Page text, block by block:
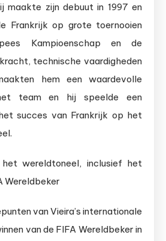
maakte zijn debuut in 1997 en
Frankrijk op grote toernooien
Kampioenschap en de
technische vaardigheden
hem een waardevolle
team en hij speelde een
succes van Frankrijk op het
het wereldtoneel, inclusief het
Wereldbeker
van Vieira’s internationale
van de FIFA Wereldbeker in